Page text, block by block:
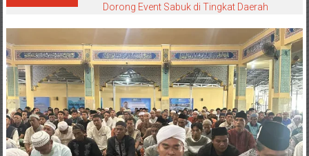
Dorong Event Sabuk di Tingkat Daerah